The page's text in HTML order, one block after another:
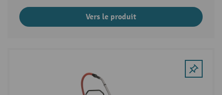
Vers le produit